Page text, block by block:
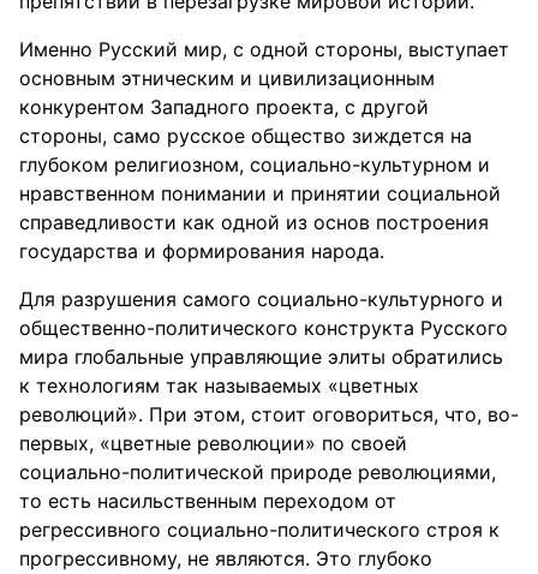
Именно Русский мир, с одной стороны, выступает
основным этническим и цивилизационным
конкурентом Западного проекта, с другой
стороны, само русское общество зиждется на
глубоком религиозном, социально-культурном и
нравственном понимании и принятии социальной
справедливости как одной из основ построения
государства и формирования народа.
Для разрушения самого социально-культурного и
общественно-политического конструкта Русского
мира глобальные управляющие элиты обратились
к технологиям так называемых «цветных
революций». При этом, стоит оговориться, что, во-
первых, «цветные революции» по своей
социально-политической природе революциями,
то есть насильственным переходом от
регрессивного социально-политического строя к
прогрессивному, не являются. Это глубоко